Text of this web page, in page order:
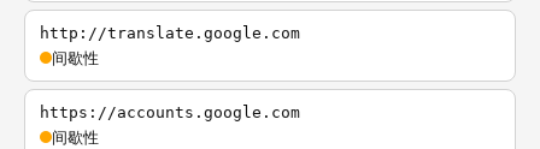
http://translate.google.com
间歇性
https://accounts.google.com
间歇性